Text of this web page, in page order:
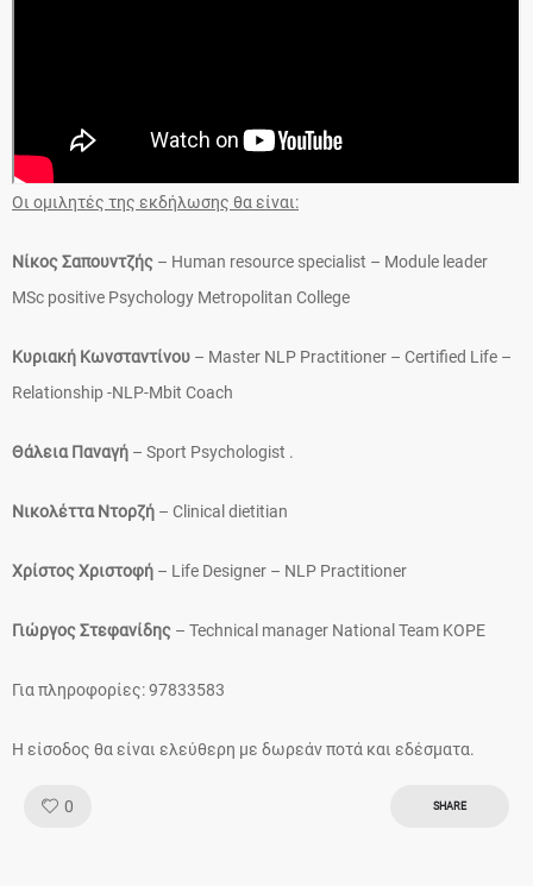
Οι ομιλητές της εκδήλωσης θα είναι:
Νίκος Σαπουντζής – Human resource specialist – Module leader
MSc positive Psychology Metropolitan College
Κυριακή Κωνσταντίνου – Master NLP Practitioner – Certified Life –
Relationship -NLP-Mbit Coach
Θάλεια Παναγή – Sport Psychologist .
Νικολέττα Ντορζή – Clinical dietitian
Χρίστος Χριστοφή – Life Designer – NLP Practitioner
Γιώργος Στεφανίδης – Technical manager National Team KOPE
Για πληροφορίες: 97833583
Η είσοδος θα είναι ελεύθερη με δωρεάν ποτά και εδέσματα.
0 SHARE